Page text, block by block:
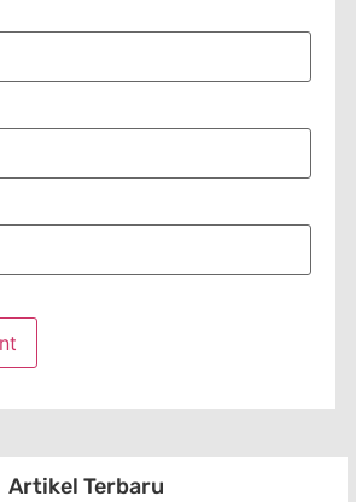
Artikel Terbaru